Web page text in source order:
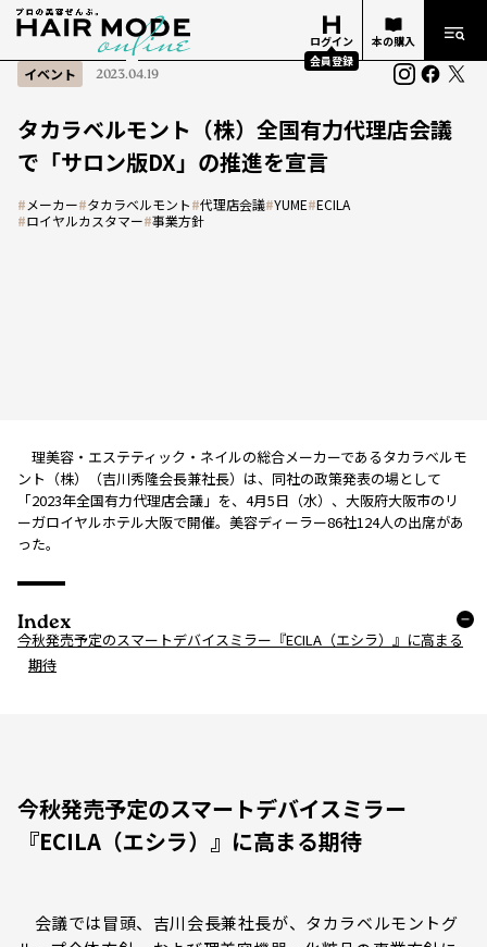
ログイン
会員登録
本の購入
イベント 2023.04.19
タカラベルモント（株）全国有力代理店会議
で「サロン版DX」の推進を宣言
# メーカー#タカラベルモント#代理店会議#YUME#ECILA
#ロイヤルカスタマー#事業方針
理美容・エステティック・ネイルの総合メーカーであるタカラベルモ
ント（株）（吉川秀隆会長兼社長）は、同社の政策発表の場として
「2023年全国有力代理店会議」を、4月5日（水）、大阪府大阪市のリ
ーガロイヤルホテル大阪で開催。美容ディーラー86社124人の出席があ
った。
Index
今秋発売予定のスマートデバイスミラー『ECILA（エシラ）』に高まる
期待
今秋発売予定のスマートデバイスミラー
『ECILA（エシラ）』に高まる期待
会議では冒頭、吉川会長兼社長が、タカラベルモントグ